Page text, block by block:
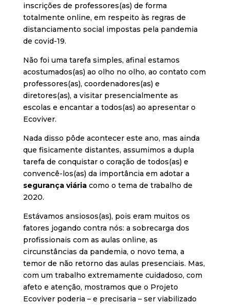
inscrições de professores(as) de forma
totalmente online, em respeito às regras de
distanciamento social impostas pela pandemia
de covid-19.
Não foi uma tarefa simples, afinal estamos
acostumados(as) ao olho no olho, ao contato com
professores(as), coordenadores(as) e
diretores(as), a visitar presencialmente as
escolas e encantar a todos(as) ao apresentar o
Ecoviver.
Nada disso pôde acontecer este ano, mas ainda
que fisicamente distantes, assumimos a dupla
tarefa de conquistar o coração de todos(as) e
convencê-los(as) da importância em adotar a
segurança viária como o tema de trabalho de
2020.
Estávamos ansiosos(as), pois eram muitos os
fatores jogando contra nós: a sobrecarga dos
profissionais com as aulas online, as
circunstâncias da pandemia, o novo tema, a
temor de não retorno das aulas presenciais. Mas,
com um trabalho extremamente cuidadoso, com
afeto e atenção, mostramos que o Projeto
Ecoviver poderia – e precisaria – ser viabilizado